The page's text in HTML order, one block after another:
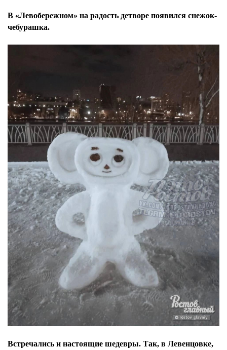
В «Левобережном» на радость детворе появился снежок-
чебурашка.
Встречались и настоящие шедевры. Так, в Левенцовке,